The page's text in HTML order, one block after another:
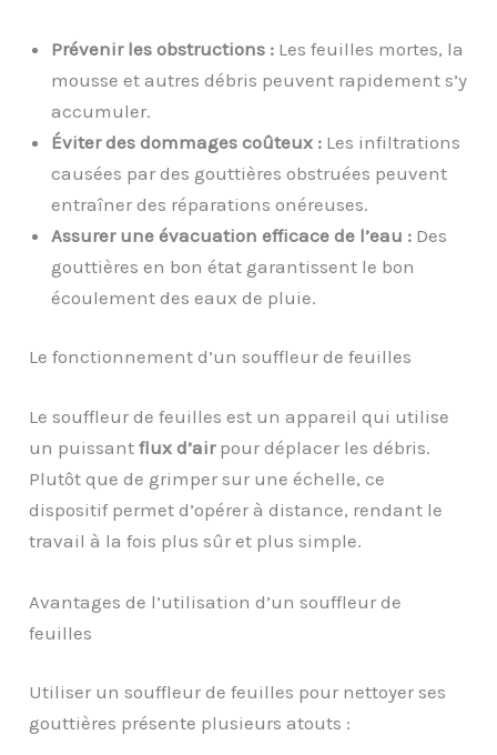
Prévenir les obstructions : Les feuilles mortes, la
mousse et autres débris peuvent rapidement s’y
accumuler.
Éviter des dommages coûteux : Les infiltrations
causées par des gouttières obstruées peuvent
entraîner des réparations onéreuses.
Assurer une évacuation efficace de l’eau : Des
gouttières en bon état garantissent le bon
écoulement des eaux de pluie.
Le fonctionnement d’un souffleur de feuilles
Le souffleur de feuilles est un appareil qui utilise
un puissantflux d’airpour déplacer les débris.
Plutôt que de grimper sur une échelle, ce
dispositif permet d’opérer à distance, rendant le
travail à la fois plus sûr et plus simple.
Avantages de l’utilisation d’un souffleur de
feuilles
Utiliser un souffleur de feuilles pour nettoyer ses
gouttières présente plusieurs atouts :